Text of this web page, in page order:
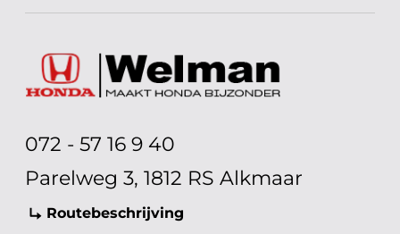
072 - 57 16 9 40
Parelweg 3, 1812 RS Alkmaar
Routebeschrijving